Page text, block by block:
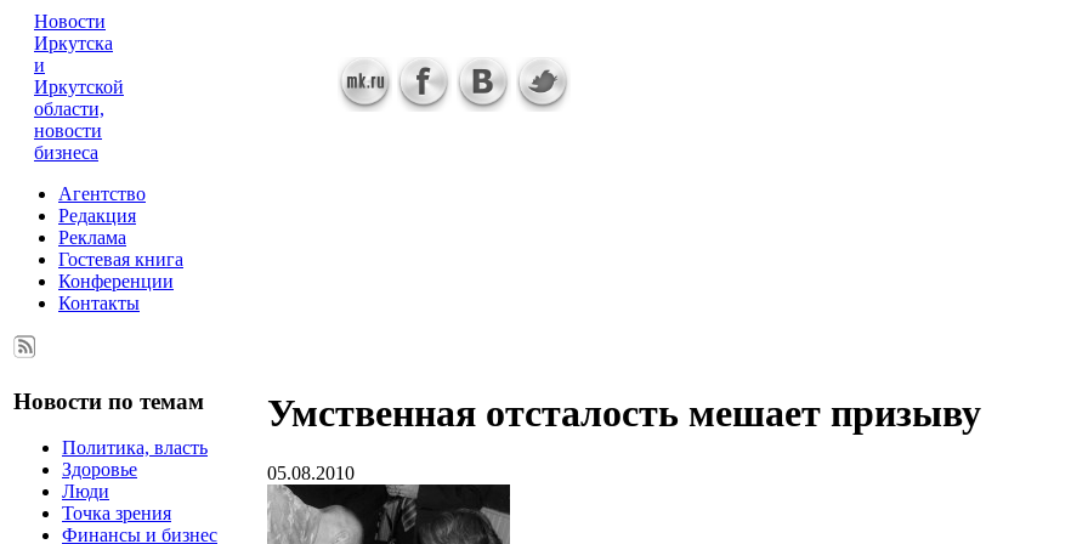
Новости
Иркутска
и
Иркутской
области,
новости
бизнеса
Агентство
Редакция
Реклама
Гостевая книга
Конференции
Контакты
Новости по темам
Политика, власть
Здоровье
Люди
Точка зрения
Финансы и бизнес
Умственная отсталость мешает призыву
05.08.2010